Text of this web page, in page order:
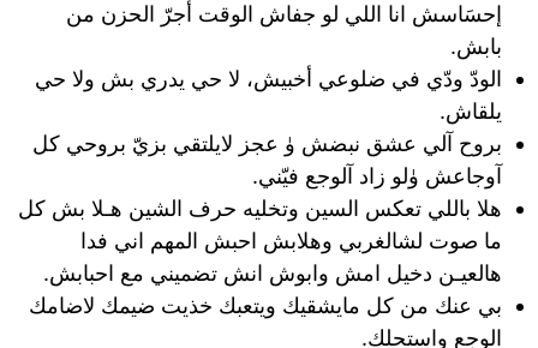
إحسَاسش انا اللي لو جفاش الوقت أجرّ الحزن من
بابش.
الودّ ودّي في ضلوعي أخبيش، لا حي يدري بش ولا حي
يلقاش.
بروح آلي عشق نبضش ۈ عجز لايلتقي بزيّ بروحي كل
آوجاعش ۈلو زاد آلوجع فيّني.
هلا باللي تعكس السين وتخليه حرف الشين هـلا بش كل
ما صوت لشالغربي وهلابش احبش المهم اني فدا
هالعيـن دخيل امش وابوش انش تضميني مع احبابش.
بي عنك من كل مايشقيك ويتعبك خذيت ضيمك لاضامك
الوجع واستحلك.